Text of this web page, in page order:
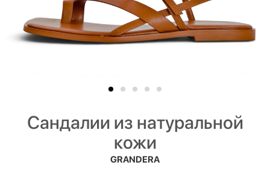
Сандалии из натуральной
кожи
GRANDERA